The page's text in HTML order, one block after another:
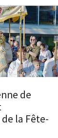
de
la Fête-